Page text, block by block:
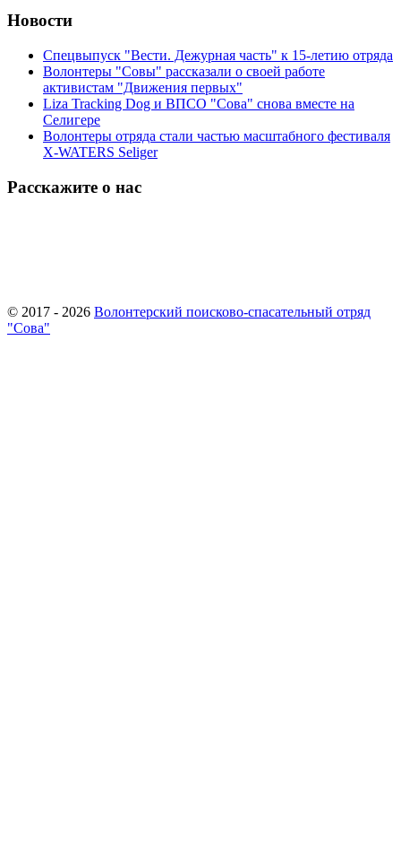
Новости
Спецвыпуск "Вести. Дежурная часть" к 15-летию отряда
Волонтеры "Совы" рассказали о своей работе
активистам "Движения первых"
Liza Tracking Dog и ВПСО "Сова" снова вместе на
Селигере
Волонтеры отряда стали частью масштабного фестиваля
X-WATERS Seliger
Расскажите о нас
© 2017 - 2026 Волонтерский поисково-спасательный отряд
"Сова"